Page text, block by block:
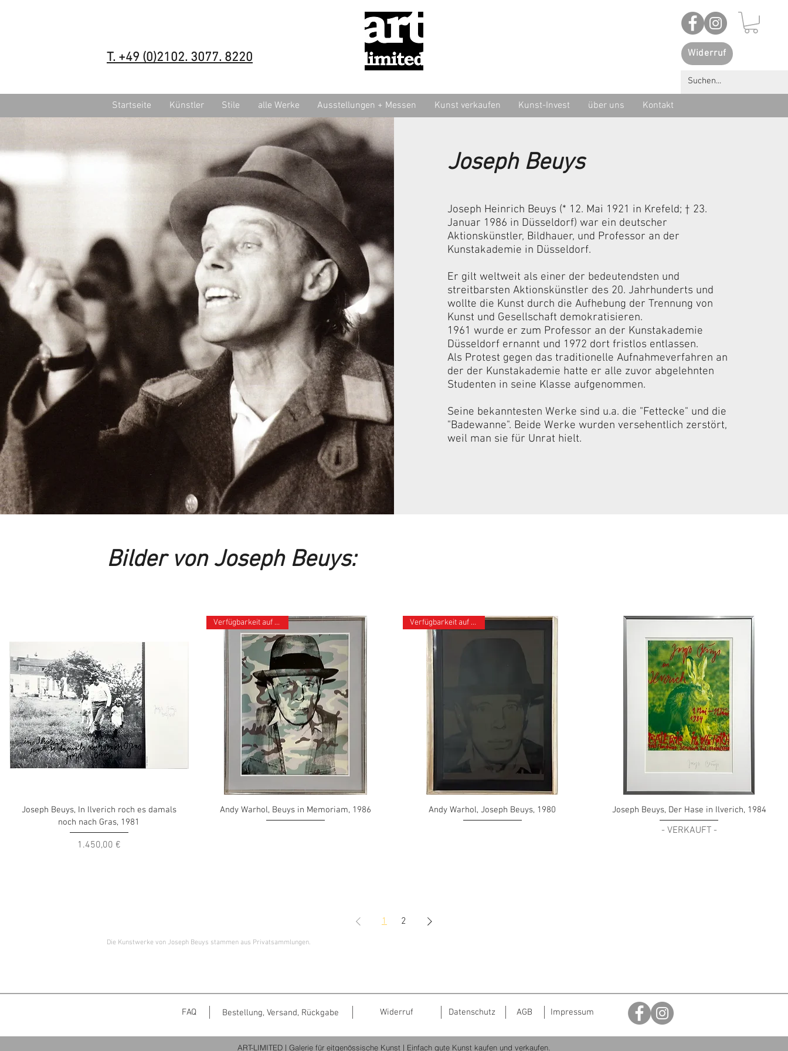
T. +49 (0)2102. 3077. 8220 Widerruf
Startseite Künstler Stile alle Werke Ausstellungen + Messen Kunst verkaufen Kunst-Invest über uns Kontakt
Joseph Beuys
Joseph Heinrich Beuys (* 12. Mai 1921 in Krefeld; † 23.
Januar 1986 in Düsseldorf) war ein deutscher
Aktionskünstler, Bildhauer, und Professor an der
Kunstakademie in Düsseldorf.
Er gilt weltweit als einer der bedeutendsten und
streitbarsten Aktionskünstler des 20. Jahrhunderts und
wollte die Kunst durch die Aufhebung der Trennung von
Kunst und Gesellschaft demokratisieren.
1961 wurde er zum Professor an der Kunstakademie
Düsseldorf ernannt und 1972 dort fristlos entlassen.
Als Protest gegen das traditionelle Aufnahmeverfahren an
der der Kunstakademie hatte er alle zuvor abgelehnten
Studenten in seine Klasse aufgenommen.
Seine bekanntesten Werke sind u.a. die "Fettecke" und die
"Badewanne". Beide Werke wurden versehentlich zerstört,
weil man sie für Unrat hielt.
Bilder von Joseph Beuys:
Joseph Beuys, In Ilverich roch es damals
noch nach Gras, 1981
Preis
1.450,00 €
Verfügbarkeit auf Anfrage
Andy Warhol, Beuys in Memoriam, 1986
Verfügbarkeit auf Anfrage
Andy Warhol, Joseph Beuys, 1980 Joseph Beuys, Der Hase in Ilverich, 1984
- VERKAUFT -
1 2
Die Kunstwerke von Joseph Beuys stammen aus Privatsammlungen.
FAQ Bestellung, Versand, Rückgabe Widerruf Datenschutz AGB Impressum
ART-LIMITED | Galerie für eitgenössische Kunst | Einfach gute Kunst kaufen und verkaufen.